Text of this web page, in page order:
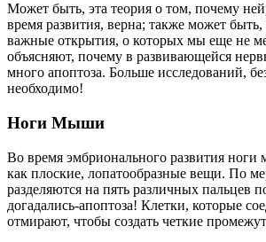
Может быть, эта теория о том, почему
время развития, верна; также может
важные открытия, о которых мы еще не
объясняют, почему в развивающейся
много апоптоза. Больше исследований,
необходимо!
Ноги Мыши
Во время эмбрионального развития
как плоские, лопатообразные вещи. По
разделяются на пять различных пальцев
догадались-апоптоза! Клетки, которые
отмирают, чтобы создать четкие